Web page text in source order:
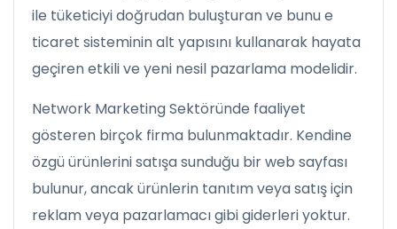
ile tüketiciyi doğrudan buluşturan ve bunu e
ticaret sisteminin alt yapısını kullanarak hayata
geçiren etkili ve yeni nesil pazarlama modelidir.
Network Marketing Sektöründe faaliyet
gösteren birçok firma bulunmaktadır. Kendine
özgü ürünlerini satışa sunduğu bir web sayfası
bulunur, ancak ürünlerin tanıtım veya satış için
reklam veya pazarlamacı gibi giderleri yoktur.